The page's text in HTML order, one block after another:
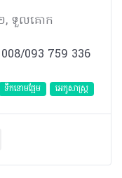
២, ទួលគោក
093 759 336
ទឹកនោមផ្អែម អេកូសាស្រ្ត